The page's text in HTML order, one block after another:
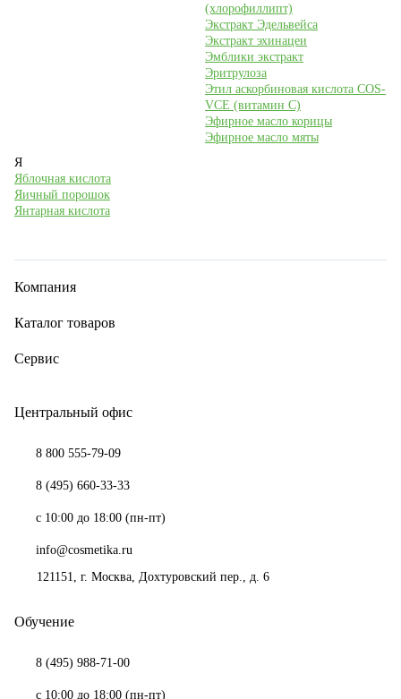
(хлорофиллипт)
Экстракт Эдельвейса
Экстракт эхинацеи
Эмблики экстракт
Эритрулоза
Этил аскорбиновая кислота COS-
VCE (витамин С)
Эфирное масло корицы
Эфирное масло мяты
Я
Яблочная кислота
Яичный порошок
Янтарная кислота
Компания
Каталог товаров
Сервис
Центральный офис
8 800 555-79-09
8 (495) 660-33-33
с 10:00 до 18:00 (пн-пт)
info@cosmetika.ru
121151, г. Москва, Дохтуровский пер., д. 6
Обучение
8 (495) 988-71-00
с 10:00 до 18:00 (пн-пт)